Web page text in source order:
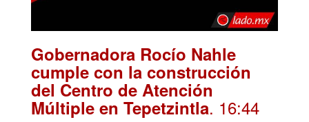
Gobernadora Rocío Nahle
cumple con la construcción
del Centro de Atención
Múltiple en Tepetzintla. 16:44